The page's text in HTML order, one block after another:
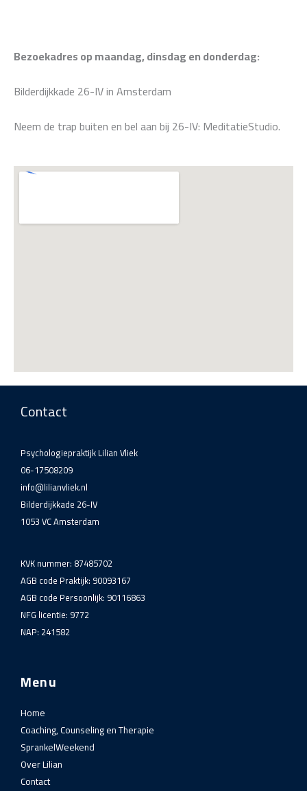
Bezoekadres op maandag, dinsdag en donderdag:
Bilderdijkkade 26-IV in Amsterdam
Neem de trap buiten en bel aan bij 26-IV: MeditatieStudio.
Contact
Psychologiepraktijk Lilian Vliek
06-17508209
info@lilianvliek.nl
Bilderdijkkade 26-IV
1053 VC Amsterdam
KVK nummer: 87485702
AGB code Praktijk: 90093167
AGB code Persoonlijk: 90116863
NFG licentie: 9772
NAP: 241582
Menu
Home
Coaching, Counseling en Therapie
SprankelWeekend
Over Lilian
Contact